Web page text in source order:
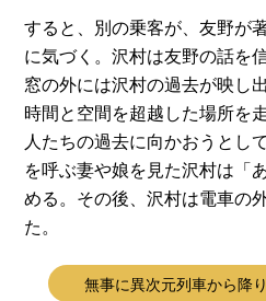
すると、別の乗客が、友野が
に気づく。沢村は友野の話を
窓の外には沢村の過去が映し
時間と空間を超越した場所を
人たちの過去に向かおうとし
を呼ぶ妻や娘を見た沢村は「
める。その後、沢村は電車の
た。
無事に異次元列車から降